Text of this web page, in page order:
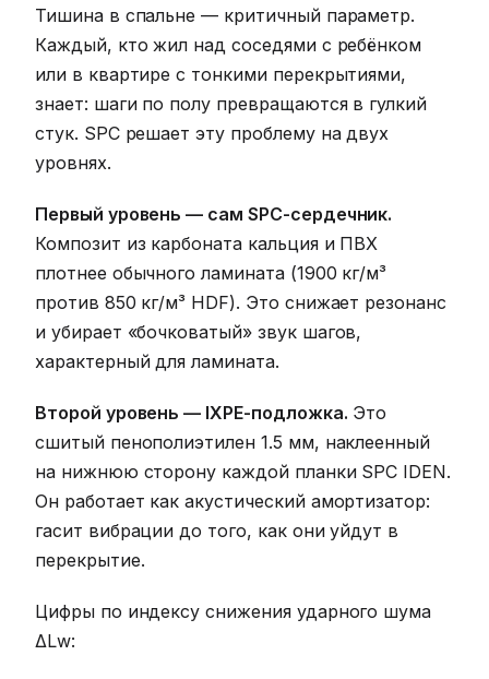
Тишина в спальне — критичный параметр.
Каждый, кто жил над соседями с ребёнком
или в квартире с тонкими перекрытиями,
знает: шаги по полу превращаются в гулкий
стук. SPC решает эту проблему на двух
уровнях.
Первый уровень — сам SPC-сердечник.
Композит из карбоната кальция и ПВХ
плотнее обычного ламината (1900 кг/м³
против 850 кг/м³ HDF). Это снижает резонанс
и убирает «бочковатый» звук шагов,
характерный для ламината.
Второй уровень — IXPE-подложка. Это
сшитый пенополиэтилен 1.5 мм, наклеенный
на нижнюю сторону каждой планки SPC IDEN.
Он работает как акустический амортизатор:
гасит вибрации до того, как они уйдут в
перекрытие.
Цифры по индексу снижения ударного шума
ΔLw: